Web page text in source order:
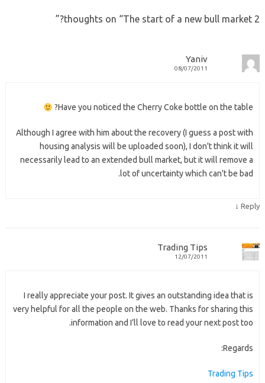
2 thoughts on “
The start of a new bull market?
”
Yaniv
08/07/2011
Have you noticed the Cherry Coke bottle on the table?
Although I agree with him about the recovery (I guess a post with
housing analysis will be uploaded soon), I don't think it will
necessarily lead to an extended bull market, but it will remove a
lot of uncertainty which can't be bad.
Reply
↓
Trading Tips
12/07/2011
I really appreciate your post. It gives an outstanding idea that is
very helpful for all the people on the web. Thanks for sharing this
information and I’ll love to read your next post too.
Regards:
Trading Tips